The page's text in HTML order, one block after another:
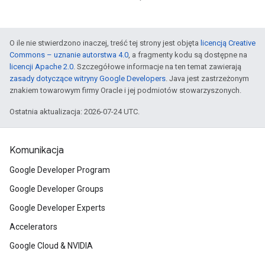
O ile nie stwierdzono inaczej, treść tej strony jest objęta licencją Creative
Commons – uznanie autorstwa 4.0, a fragmenty kodu są dostępne na
licencji Apache 2.0. Szczegółowe informacje na ten temat zawierają
zasady dotyczące witryny Google Developers. Java jest zastrzeżonym
znakiem towarowym firmy Oracle i jej podmiotów stowarzyszonych.
Ostatnia aktualizacja: 2026-07-24 UTC.
Komunikacja
Google Developer Program
Google Developer Groups
Google Developer Experts
Accelerators
Google Cloud & NVIDIA